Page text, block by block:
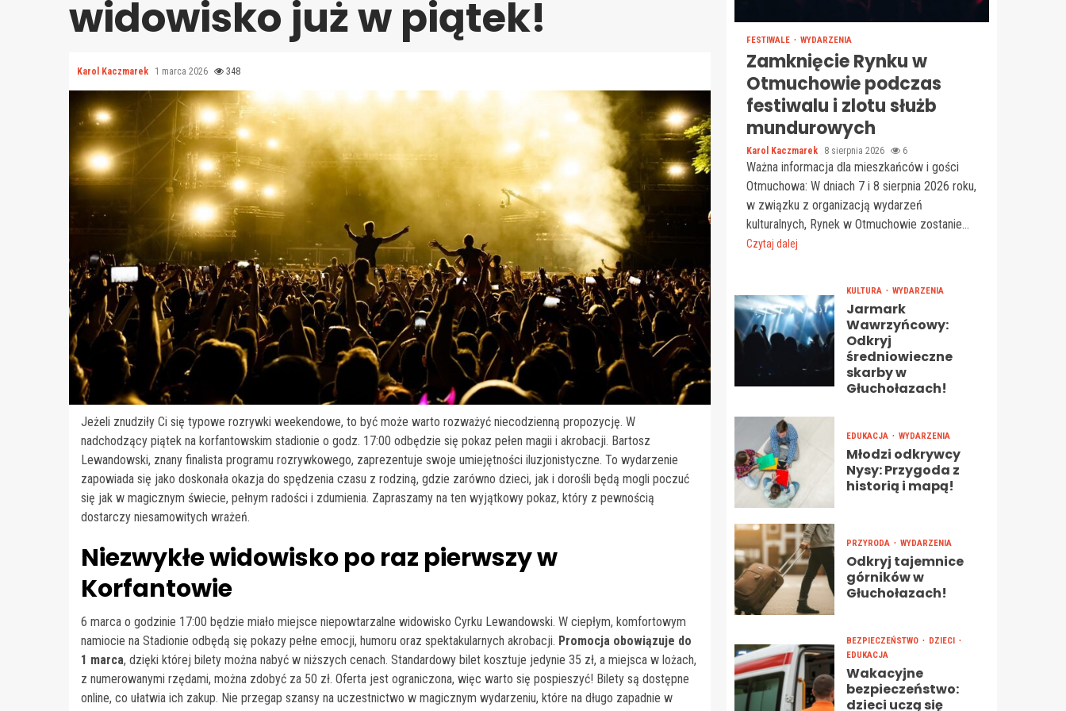
widowisko już w piątek!
Karol Kaczmarek 1 marca 2026 348
Jeżeli znudziły Ci się typowe rozrywki weekendowe, to być może warto rozważyć niecodzienną propozycję. W
nadchodzący piątek na korfantowskim stadionie o godz. 17:00 odbędzie się pokaz pełen magii i akrobacji. Bartosz
Lewandowski, znany finalista programu rozrywkowego, zaprezentuje swoje umiejętności iluzjonistyczne. To wydarzenie
zapowiada się jako doskonała okazja do spędzenia czasu z rodziną, gdzie zarówno dzieci, jak i dorośli będą mogli poczuć
się jak w magicznym świecie, pełnym radości i zdumienia. Zapraszamy na ten wyjątkowy pokaz, który z pewnością
dostarczy niesamowitych wrażeń.
Niezwykłe widowisko po raz pierwszy w
Korfantowie
6 marca o godzinie 17:00 będzie miało miejsce niepowtarzalne widowisko Cyrku Lewandowski. W ciepłym, komfortowym
namiocie na Stadionie odbędą się pokazy pełne emocji, humoru oraz spektakularnych akrobacji. Promocja obowiązuje do
1 marca, dzięki której bilety można nabyć w niższych cenach. Standardowy bilet kosztuje jedynie 35 zł, a miejsca w lożach,
z numerowanymi rzędami, można zdobyć za 50 zł. Oferta jest ograniczona, więc warto się pospieszyć! Bilety są dostępne
online, co ułatwia ich zakup. Nie przegap szansy na uczestnictwo w magicznym wydarzeniu, które na długo zapadnie w
FESTIWALE WYDARZENIA
Zamknięcie Rynku w
Otmuchowie podczas
festiwalu i zlotu służb
mundurowych
Karol Kaczmarek 8 sierpnia 2026 6
Ważna informacja dla mieszkańców i gości
Otmuchowa: W dniach 7 i 8 sierpnia 2026 roku,
w związku z organizacją wydarzeń
kulturalnych, Rynek w Otmuchowie zostanie...
Czytaj dalej
KULTURA WYDARZENIA
Jarmark
Wawrzyńcowy:
Odkryj
średniowieczne
skarby w
Głuchołazach!
EDUKACJA WYDARZENIA
Młodzi odkrywcy
Nysy: Przygoda z
historią i mapą!
PRZYRODA WYDARZENIA
Odkryj tajemnice
górników w
Głuchołazach!
BEZPIECZEŃSTWO
DZIECI
EDUKACJA
Wakacyjne
bezpieczeństwo:
dzieci uczą się